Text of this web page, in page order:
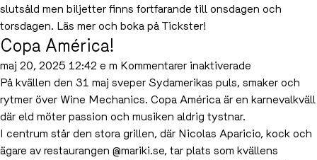
klara
Party
slutsåld men biljetter finns fortfarande till onsdagen och
torsdagen. Läs mer och boka på Tickster!
Copa América!
maj 20, 2025 12:42 e m Kommentarer inaktiverade
Copa
América!
På kvällen den 31 maj sveper Sydamerikas puls, smaker och
rytmer över Wine Mechanics. Copa América är en karnevalkväll
där eld möter passion och musiken aldrig tystnar.
I centrum står den stora grillen, där Nicolas Aparicio, kock och
ägare av restaurangen @mariki.se, tar plats som kvällens